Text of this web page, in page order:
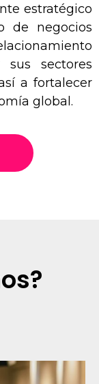
estratégico
de negocios
sectores
a fortalecer
global.